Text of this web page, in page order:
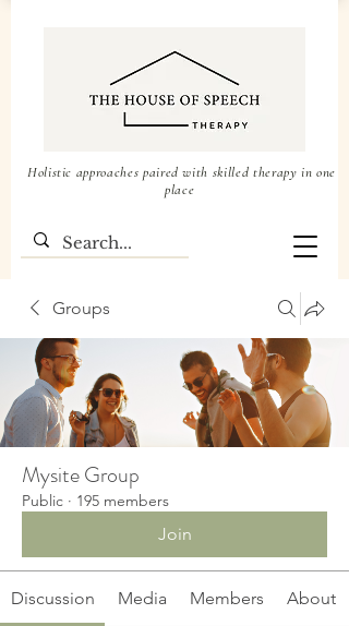
Holistic approaches paired with skilled therapy in one
place
Groups
Mysite Group
Public · 195 members
Join
Discussion Media Members About